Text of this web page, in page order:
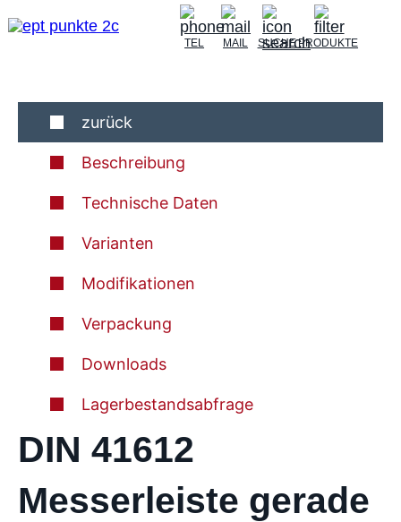
TEL MAIL SUCHEPRODUKTE
zurück
Beschreibung
Technische Daten
Varianten
Modifikationen
Verpackung
Downloads
Lagerbestandsabfrage
DIN 41612
Messerleiste gerade